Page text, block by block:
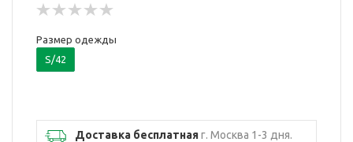
Размер одежды
S/42
Доставка бесплатнаяг. Москва 1-3 дня.